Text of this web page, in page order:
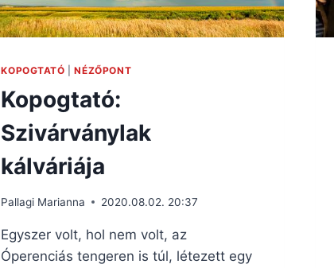
KOPOGTATÓ |NÉZŐPONT
Kopogtató:
Szivárványlak
kálváriája
Pallagi Marianna 2020.08.02. 20:37
Egyszer volt, hol nem volt, az
Óperenciás tengeren is túl, létezett egy